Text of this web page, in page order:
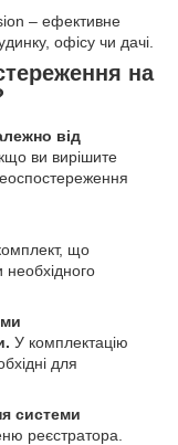
– ефективне
офісу чи дачі.
на
від
ви вирішите
що
У комплектацію
для
системи
реєстратора.